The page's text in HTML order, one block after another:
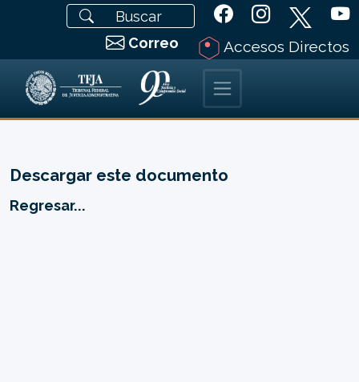
Correo Accesos Directos
Descargar este documento
Regresar...